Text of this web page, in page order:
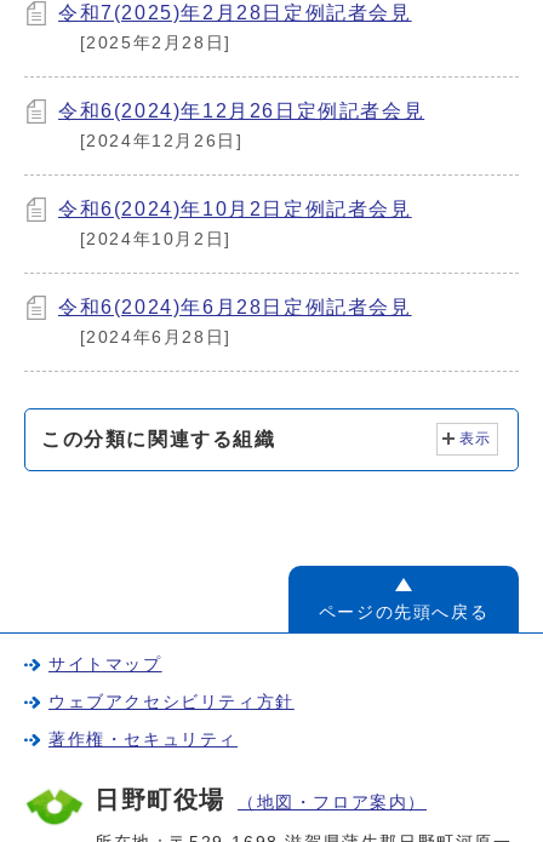
令和7(2025)年2月28日定例記者会見
[2025年2月28日]
令和6(2024)年12月26日定例記者会見
[2024年12月26日]
令和6(2024)年10月2日定例記者会見
[2024年10月2日]
令和6(2024)年6月28日定例記者会見
[2024年6月28日]
この分類に関連する組織 表示
ページの先頭へ戻る
サイトマップ
ウェブアクセシビリティ方針
著作権・セキュリティ
日野町役場 （地図・フロア案内）